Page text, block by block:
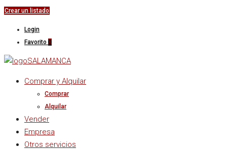
Crear un listado
Login
Favorito 0
Comprar y Alquilar
Comprar
Alquilar
Vender
Empresa
Otros servicios